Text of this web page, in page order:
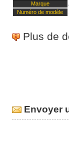
Marque
Numéro de modèle
Plus de
Envoyer